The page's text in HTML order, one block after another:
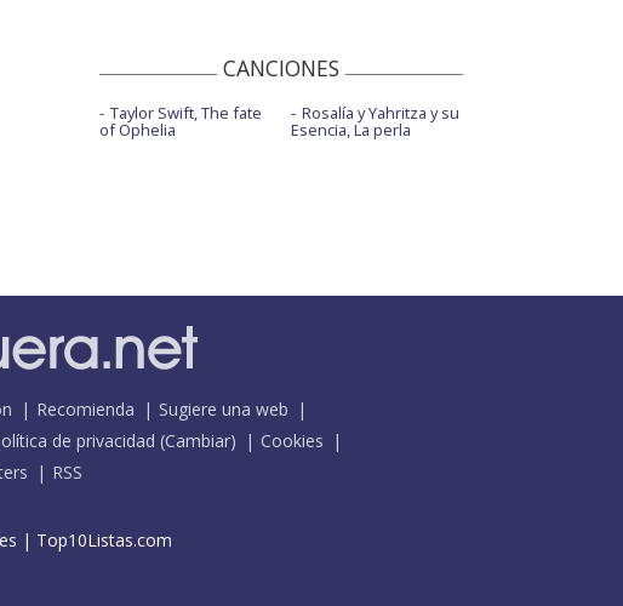
CANCIONES
Taylor Swift, The fate
of Ophelia
Rosalía y Yahritza y su
Esencia, La perla
Recomienda
Sugiere una web
de privacidad (Cambiar)
Cookies
RSS
| Top10Listas.com